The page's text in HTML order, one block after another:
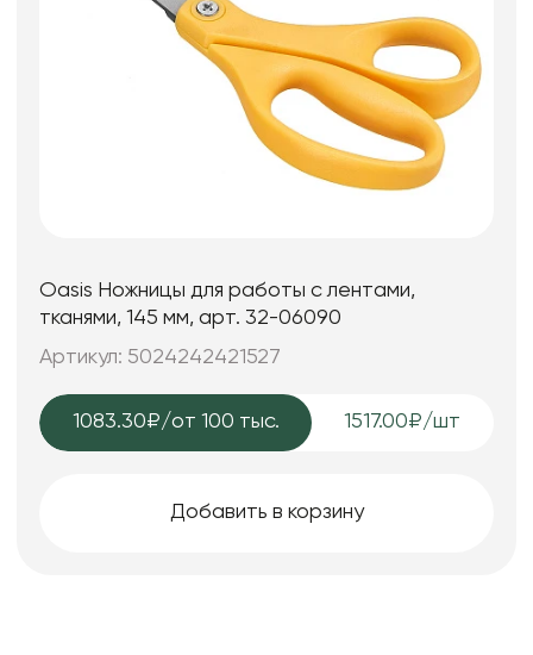
Oasis Ножницы для работы с лентами,
тканями, 145 мм, арт. 32-06090
Артикул: 5024242421527
1083.30₽/от 100 тыс. 1517.00₽/шт
Добавить в корзину